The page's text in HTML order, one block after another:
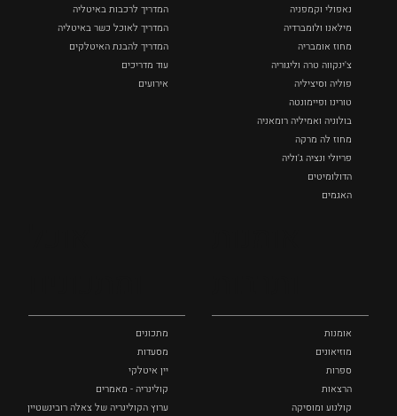
נאפולי‏ וקמפניה
מילאנו ולומברדיה
מחוז אומבריה
צ'ינקווה טרה וליגוריה
פוליה וסיציליה ‏
טורינו ופיימונטה
בולוניה ואמיליה רומאניה
מחוז לה מרקה
פריולי ונציה ג'וליה
הדולומיטים
האגמים
המדריך לרכבות באיטליה
המדריך לאוכל כשר באיטליה
המדריך להבנת האיטלקים
עוד מדריכים
אירועים
אומנות
מוזיאונים
ספרות
הרצאות
קולנוע ומוסיקה
מתכונים
מסעדות
יין איטלקי
קולינריה - מאמרים
ערוץ הקולינריה של צאלה רובינשטיין